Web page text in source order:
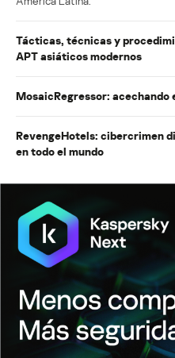
Tácticas, técnicas y
APT asiáticos modernos
MosaicRegressor: acechando
RevengeHotels: cibercrimen
en todo el mundo